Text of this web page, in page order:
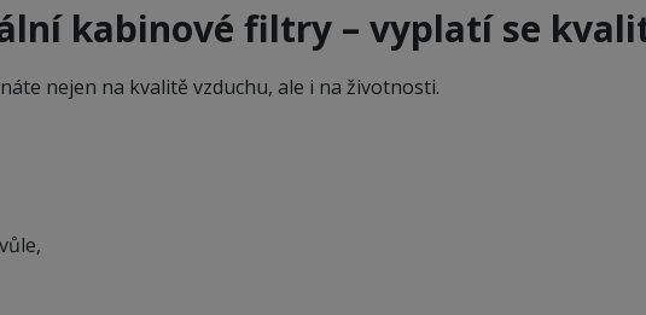
kabinové filtry – vyplatí se
nejen na kvalitě vzduchu, ale i na životnosti.